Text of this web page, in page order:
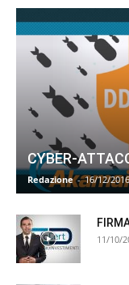
CYBER-
Redazione - 16/12/2016
11/10/